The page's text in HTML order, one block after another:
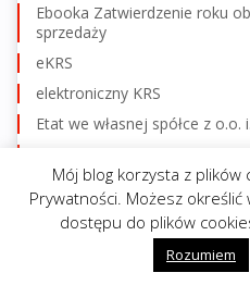
Ebooka Zatwierdzenie roku
sprzedaży
eKRS
elektroniczny KRS
Etat we własnej spółce z
forma rezygnacji
formularze KRS
Gdzie znajdę wniosek KRS-
Głosowanie jawne czy tajne
napisz do mnie
Mój blog korzysta z plików
Prywatności. Możesz
dostępu do plików
Rozumiem